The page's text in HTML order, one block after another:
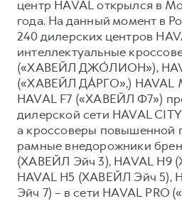
центр HAVAL открылся в
года. На данный момент в
240 дилерских центров
интеллектуальные
(«ХАВЕЙЛ ДЖО́ЛИОН»),
(«ХАВЕЙЛ ДА́РГО»,) HAVAL
HAVAL F7 («ХАВЕЙЛ Ф7»)
дилерской сети HAVAL
а кроссоверы повышенной
рамные внедорожники
(ХАВЕЙЛ Эйч 3), HAVAL H9
HAVAL H5 (ХАВЕЙЛ Эйч 5),
Эйч 7) – в сети HAVAL